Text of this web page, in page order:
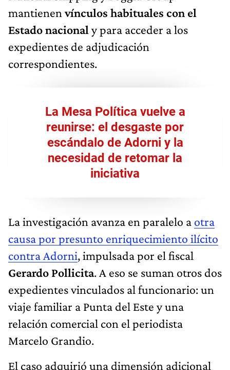
mantienenvínculos habituales con el
Estado nacional y para acceder a los
expedientes de adjudicación
correspondientes.
La Mesa Política vuelve a
reunirse: el desgaste por
escándalo de Adorni y la
necesidad de retomar la
iniciativa
La investigación avanza en paralelo a otra
causa por presunto enriquecimiento ilícito
contra Adorni, impulsada por el fiscal
Gerardo Pollicita. A eso se suman otros dos
expedientes vinculados al funcionario: un
viaje familiar a Punta del Este y una
relación comercial con el periodista
Marcelo Grandio.
El caso adquirió una dimensión adicional